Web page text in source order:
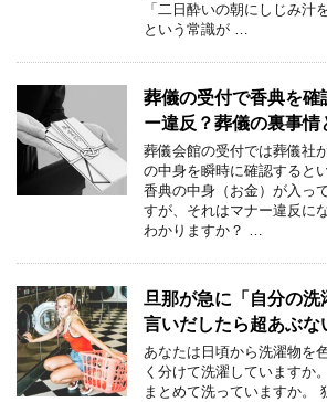
「二日酔いの朝にしじみ汁
という常識が …
葬儀の受付で香典を確
ー違反？葬儀の裏事情
葬儀会館の受付では葬儀社
の中身を瞬時に確認すると
香典の中身（お金）が入っ
すが、それはマナー違反に
わかりますか？ …
旦那が急に「自分の洗
言いだしたら超あぶな
あなたは日頃から洗濯物を
く分けて洗濯していますか
まとめて洗っていますか。